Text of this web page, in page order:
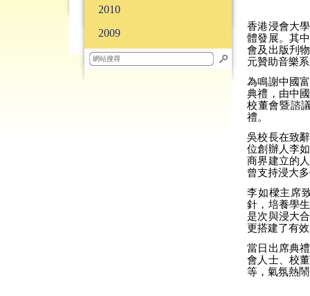
2010
2009
香港浸會大
體發展。其
會及出版刋
元贊助音樂
為鳴謝中國
典禮，由中
校董會暨諮
禮。
吳校長在致
位創辦人李
商界建立的
曾支持浸大
李如樑主席
針，培養學
是次與浸大
更搭建了有
當日出席典
會人士、校
等，氣氛熱